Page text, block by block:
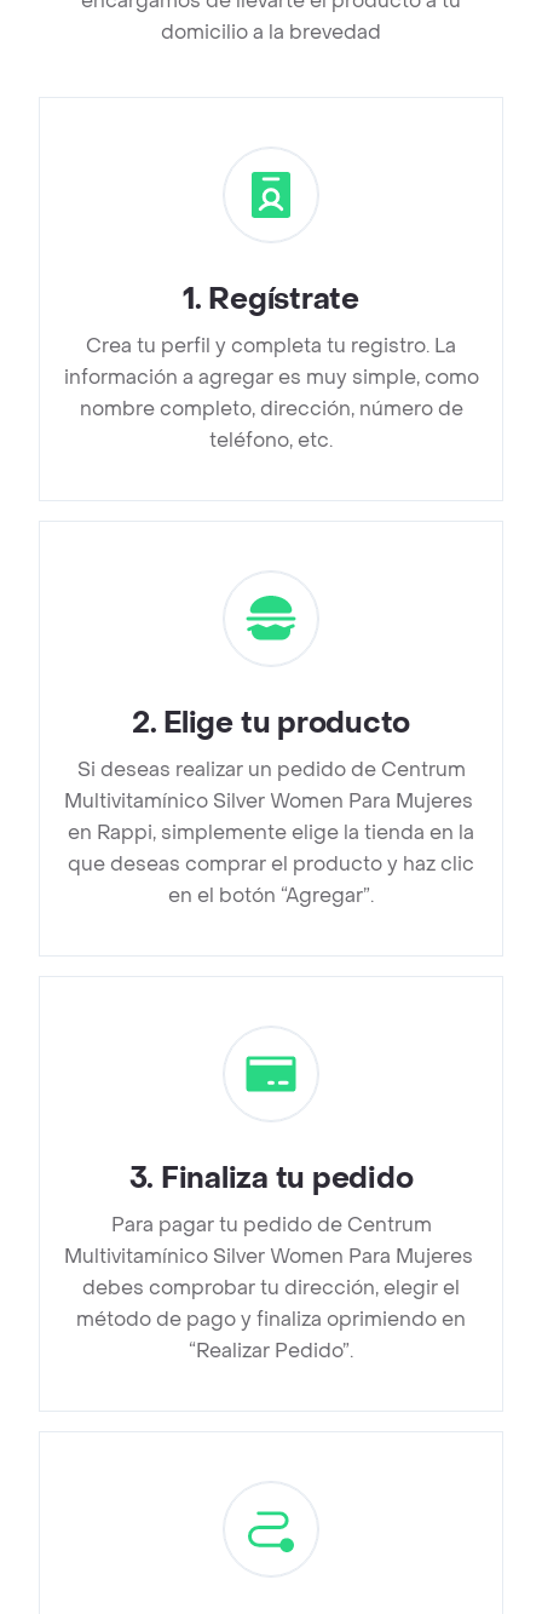
domicilio a la brevedad
1. Regístrate
Crea tu perfil y completa tu registro. La
información a agregar es muy simple, como
nombre completo, dirección, número de
teléfono, etc.
2. Elige tu producto
Si deseas realizar un pedido de Centrum
Multivitamínico Silver Women Para Mujeres
en Rappi, simplemente elige la tienda en la
que deseas comprar el producto y haz clic
en el botón “Agregar”.
3. Finaliza tu pedido
Para pagar tu pedido de Centrum
Multivitamínico Silver Women Para Mujeres
debes comprobar tu dirección, elegir el
método de pago y finaliza oprimiendo en
“Realizar Pedido”.